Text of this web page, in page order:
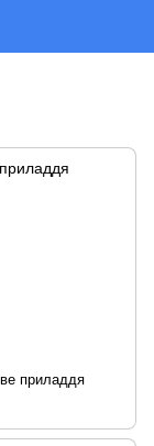
приладдя